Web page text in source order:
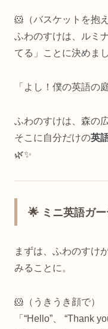
🐹（バスケットを抱
ふわのすけは、ルミ
てる」ことに決めまし
「よし！僕の英語の
ふわのすけは、森の
そこに自分だけの英
🌿✨
🌟 ミニ英語ガ
まずは、ふわのすけ
みることに。
🐹（うきうき顔で）
「“Hello”、 “Thank